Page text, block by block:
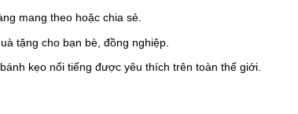
mang theo hoặc chia sẻ.
tặng cho bạn bè, đồng nghiệp.
kẹo nổi tiếng được yêu thích trên toàn thế giới.